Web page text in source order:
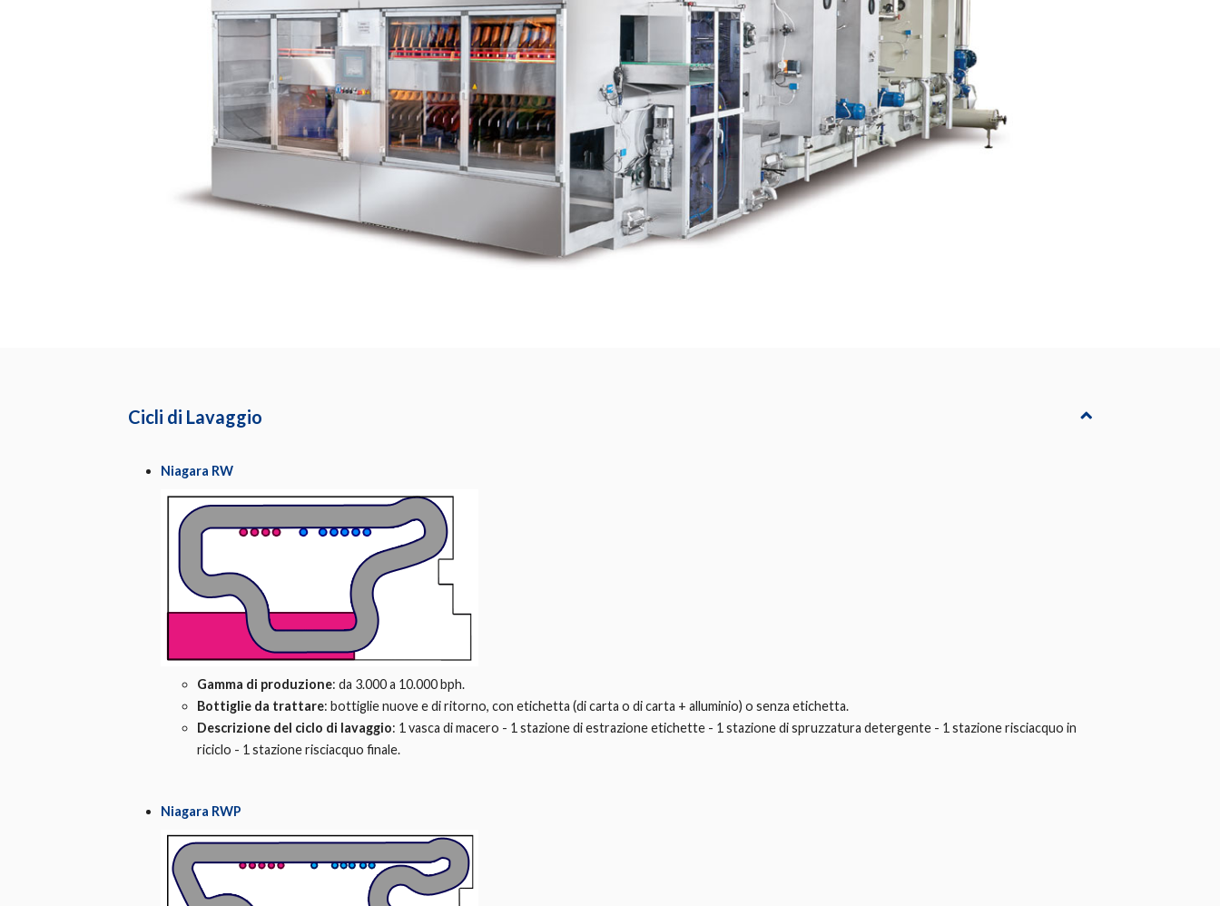
Cicli di Lavaggio
Niagara RW
Gamma di produzione: da 3.000 a 10.000 bph.
Bottiglie da trattare: bottiglie nuove e di ritorno, con etichetta (di carta o di carta + alluminio) o senza etichetta.
Descrizione del ciclo di lavaggio: 1 vasca di macero - 1 stazione di estrazione etichette - 1 stazione di spruzzatura detergente - 1 stazione risciacquo in
riciclo - 1 stazione risciacquo finale.
Niagara RWP